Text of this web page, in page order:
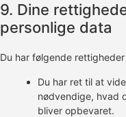
9. Dine
personlige data
Du har følgende
Du har ret til at
nødvendige, hvad
bliver opbevaret.